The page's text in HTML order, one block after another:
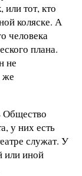
или тот, кто
коляске. А
человека
плана.
не
же
Общество
у них есть
служат. У
или иной